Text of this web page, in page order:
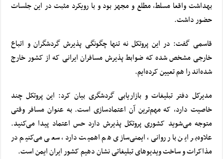
بهداشت واقعا مسلط، مطلع و مجهز بود و با رویکرد مثبت در این جلسات
حضور داشت.
قاسمی گفت: در این پروتکل نه تنها چگونگی پذیرش گردشگران و اتباع
خارجی مشخص شده که ضوابط پذیرش مسافران ایرانی که از کشور خارج
شده‌اند را هم تعیین کرده‌ایم.
مدیرکل دفتر تبلیغات و بازاریابی گردشگری بیان کرد: این پروتکل چند
خاصیت دارد، که مهم‌ترین آن اعتمادسازی است. به عنوان مسافر وقتی
متوجه می‌شوید کشوری پروتکل پذیرش دارد حس اعتماد پیدا می‌کنید.
علاوه‌بر این بار روانی، ایمنی‌سازی هم اهمیت دارد، سعی می‌کنیم در
مذاکرات و ساخت ویدیوهای تبلیغاتی نشان دهیم کشور ایران ایمن است.